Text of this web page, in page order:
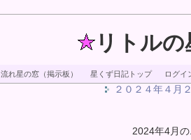
リトル
流れ星の窓（掲示板） 星くず日記トップ ログイ
２０２４年４月
2024年4月